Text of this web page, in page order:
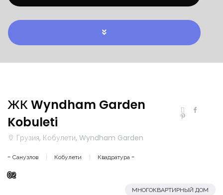
ЖК Wyndham Garden
Kobuleti
Грузия, Кобулети, Wyndham Garden
- Санузлов Кобулети Квадратура -
0₴
МНОГОКВАРТИРНЫЙ ДОМ